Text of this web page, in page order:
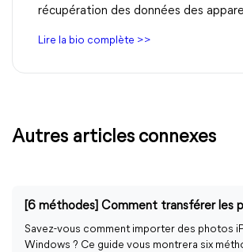
récupération des données des
Lire la bio complète >>
Autres articles connexes
Savez-vous comment importer des photos
Windows ? Ce guide vous montrera six